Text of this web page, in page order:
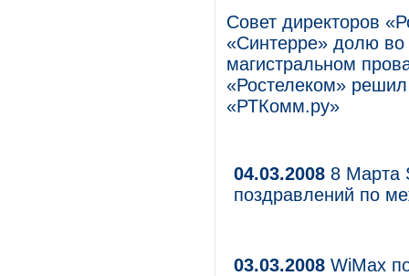
Совет директоров
«Синтерре» долю
магистральном
«Ростелеком»
«РТКомм.ру»
04.03.2008 8 Марта
поздравлений по
03.03.2008 WiMax